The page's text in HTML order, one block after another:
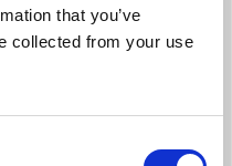
that you’ve
collected from your use
warmtepompfunctie, om